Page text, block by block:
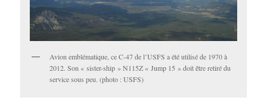
Avion emblématique, ce C-47 de l’USFS a été utilisé de 1970 à
2012. Son « sister-ship » N115Z « Jump 15 » doit être retiré du
service sous peu. (photo : USFS)